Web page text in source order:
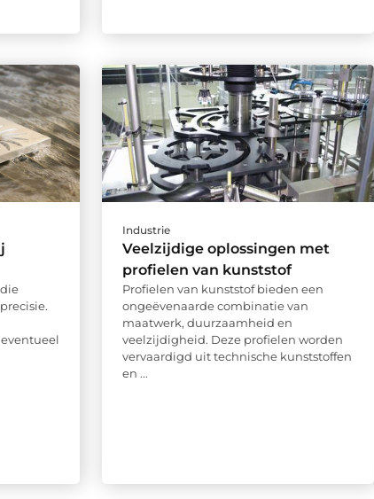
Industrie
Veelzijdige oplossingen met
profielen van kunststof
Profielen van kunststof bieden een
ongeëvenaarde combinatie van
maatwerk, duurzaamheid en
veelzijdigheid. Deze profielen worden
vervaardigd uit technische kunststoffen
en ...